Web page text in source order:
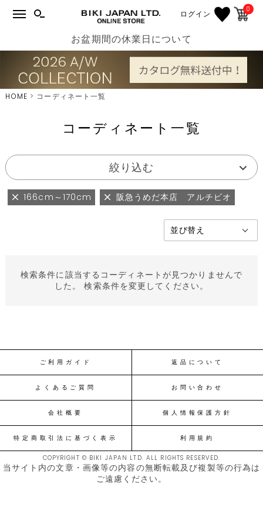
ログイン 0
お盆期間の休業日について
HOME コーディネート一覧
コーディネート一覧
絞り込む
166cm～170cm 阪急うめだ本店 アルチビオ
検索条件に該当するコーディネートが見つかりませんで
した。 検索条件を変更してください。
ご利用ガイド 返品について
よくあるご質問 お問い合わせ
会社概要 個人情報保護方針
特定商取引法に基づく表示 利用規約
COPYRIGHT © BIKI JAPAN LTD. ALL RIGHTS RESERVED.
当サイト内の文章・画像等の内容の無断転載及び複製等の行為は
ご遠慮ください。